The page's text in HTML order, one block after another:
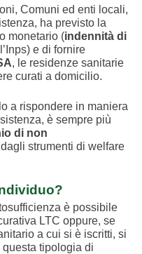
Comuni ed enti locali,
ha previsto la
monetario (indennità di
e di fornire
, le residenze sanitarie
curati a domicilio.
a rispondere in maniera
è sempre più
di non
strumenti di welfare
è possibile
LTC oppure, se
a cui si è iscritti, si
tipologia di